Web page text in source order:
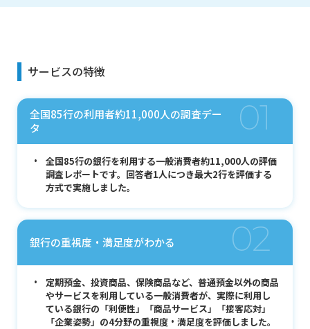
サービスの特徴
全国85行の利用者約11,000人の調査デー
タ
01
全国85行の銀行を利用する一般消費者約11,000人の評価
調査レポートです。回答者1人につき最大2行を評価する
方式で実施しました。
銀行の重視度・満足度がわかる 02
定期預金、投資商品、保険商品など、普通預金以外の商品
やサービスを利用している一般消費者が、実際に利用し
ている銀行の「利便性」「商品サービス」「接客応対」
「企業姿勢」の4分野の重視度・満足度を評価しました。